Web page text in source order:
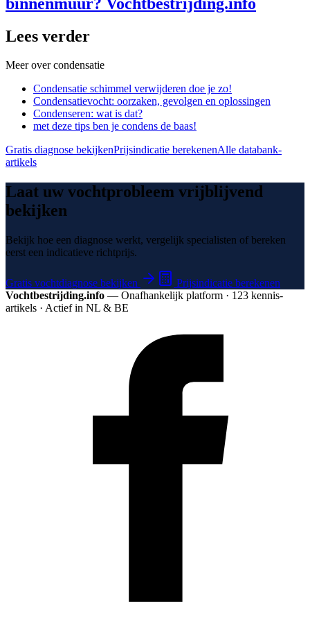
Lees verder
Meer overcondensatie
Condensatie schimmel verwijderen doe je zo!
Condensatievocht: oorzaken, gevolgen en oplossingen
Condenseren: wat is dat?
met deze tips ben je condens de baas!
Gratis diagnose bekijkenPrijsindicatie berekenenAlle databank-
artikels
Laat uw vochtprobleem vrijblijvend
bekijken
Bekijk hoe een diagnose werkt, vergelijk specialisten of bereken
eerst een indicatieve richtprijs.
Gratis vochtdiagnose bekijken
Prijsindicatie berekenen
Vochtbestrijding.info — Onafhankelijk platform · 123 kennis­
artikels · Actief in NL & BE